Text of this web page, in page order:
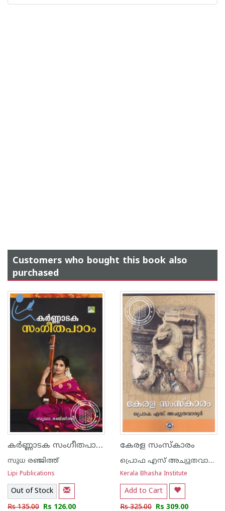
Customers who bought this book also
purchased
കര്‍ണ്ണാടക സംഗീതപാഠം
സുധ രഞ്ജിത്ത്
Lipi Publications
Out of Stock
Rs 135.00 Rs 126.00
കേരള സംസ്കാരം
പ്രൊഫ എസ് അച്യുതവാര്യര്‍
Kerala Bhasha Institute
Add to Cart
Rs 325.00 Rs 309.00